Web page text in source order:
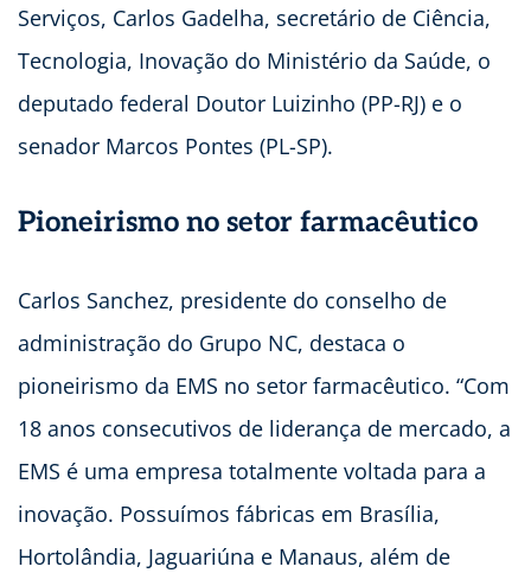
Serviços, Carlos Gadelha, secretário de Ciência,
Tecnologia, Inovação do Ministério da Saúde, o
deputado federal Doutor Luizinho (PP-RJ) e o
senador Marcos Pontes (PL-SP).
Pioneirismo no setor farmacêutico
Carlos Sanchez, presidente do conselho de
administração do Grupo NC, destaca o
pioneirismo da EMS no setor farmacêutico. “Com
18 anos consecutivos de liderança de mercado, a
EMS é uma empresa totalmente voltada para a
inovação. Possuímos fábricas em Brasília,
Hortolândia, Jaguariúna e Manaus, além de